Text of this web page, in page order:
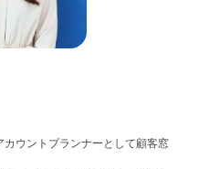
ウントプランナーとして顧客窓